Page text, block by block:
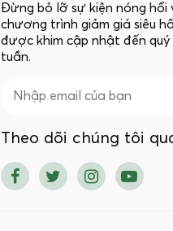
Đừng bỏ lỡ sự kiện nóng hổi
chương trình giảm giá siêu
được khim cập nhật đến quý
tuần.
Theo dõi chúng tôi